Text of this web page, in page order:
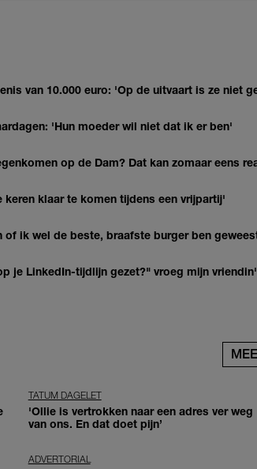
van 10.000 euro: 'Op de uitvaart is ze niet
'Hun moeder wil niet dat ik er ben'
op de Dam? Dat kan zomaar eens
klaar te komen tijdens een vrijpartij'
of ik wel de beste, braafste burger ben
je LinkedIn-tijdlijn gezet?" vroeg mijn vriendin'
TATUM DAGELET
'Ollie is vertrokken naar een adres ver weg
van ons. En dat doet pijn’
ADVERTORIAL